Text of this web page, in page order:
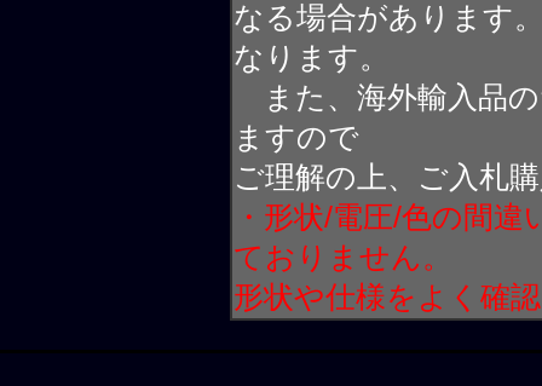
なる場合があります
なります。
また、海外輸入品
ますので
ご理解の上、ご入札
・形状/電圧/色の間
ておりません。
形状や仕様をよく確